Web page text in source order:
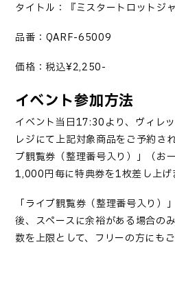
タイトル：『ミスタートロットジ
品番： QARF-65009
価格：税込¥2,250-
イベント参加方法
イベント当日17:30より、ヴィレ
レジにて上記対象商品をご予約さ
ブ観覧券（整理番号入り）」（お
1,000円毎に特典券を1枚差し上げ
「ライブ観覧券（整理番号入り） 」
後、スペースに余裕がある場合の
数を上限として、フリーの方にも